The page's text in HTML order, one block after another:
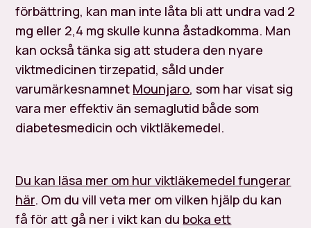
förbättring, kan man inte låta bli att undra vad 2
mg eller 2,4 mg skulle kunna åstadkomma. Man
kan också tänka sig att studera den nyare
viktmedicinen tirzepatid, såld under
varumärkesnamnet Mounjaro, som har visat sig
vara mer effektiv än semaglutid både som
diabetesmedicin och viktläkemedel.
Du kan läsa mer om hur viktläkemedel fungerar
här. Om du vill veta mer om vilken hjälp du kan
få för att gå ner i vikt kan du boka ett